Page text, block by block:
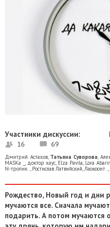
Участники дискуссии:
16 69
Дмитрий Астахов, Татьяна Суворова
MASKa _
доктор хаус Elza Pavila Lora
N-тропик .
Ростислав Латвийский Лаокоонт .
Рождество, Новый год и дни
мучаются все. Сначала
подарить. А потом мучаются